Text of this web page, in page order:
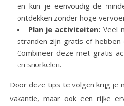
en kun je eenvoudig de
ontdekken zonder hoge
Plan je activiteiten: Veel
stranden zijn gratis of hebben
Combineer deze met gratis
en snorkelen.
Door deze tips te volgen krijg je
vakantie, maar ook een rijke